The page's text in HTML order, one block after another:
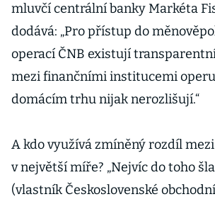
mluvčí centrální banky Markéta
dodává: „Pro přístup do
operací ČNB existují
mezi finančními institucemi
domácím trhu nijak nerozlišují.“
A kdo využívá zmíněný rozdíl
v největší míře? „Nejvíc do toho
(vlastník Československé